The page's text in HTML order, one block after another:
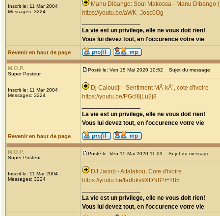
Inscrit le: 11 Mar 2004
Messages: 3224
Manu Dibango: Soul Makossa - Manu Dibango
https://youtu.be/aWK_Josc0Og
La vie est un privilege, elle ne vous doit rien!
Vous lui devez tout, en l'occurence votre vie
Revenir en haut de page
M.O.P.
Super Posteur
Inscrit le: 11 Mar 2004
Messages: 3224
Posté le: Ven 15 Mai 2020 10:52 Sujet du message:
Dj Caloudji - Sentiment MÃ´kÃ´, cote d'ivoire
https://youtu.be/PGcI8jLu2j8
La vie est un privilege, elle ne vous doit rien!
Vous lui devez tout, en l'occurence votre vie
Revenir en haut de page
M.O.P.
Super Posteur
Inscrit le: 11 Mar 2004
Messages: 3224
Posté le: Ven 15 Mai 2020 11:03 Sujet du message:
DJ Jacob - Attalakou, Cote d'ivoire
https://youtu.be/Iadbkv9XDN8?t=285
La vie est un privilege, elle ne vous doit rien!
Vous lui devez tout, en l'occurence votre vie